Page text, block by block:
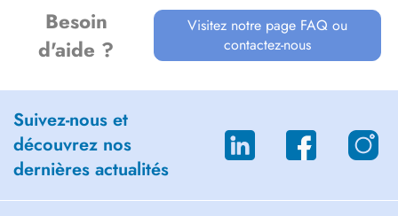
Besoin
d'aide ?
Visitez notre page FAQ ou
contactez-nous
Suivez-nous et
découvrez nos
dernières actualités